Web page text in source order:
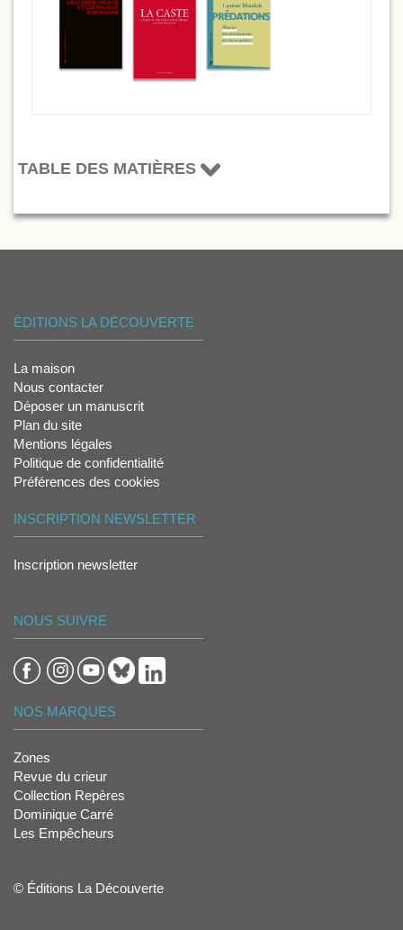
TABLE DES MATIÈRES
ÉDITIONS LA DÉCOUVERTE
La maison
Nous contacter
Déposer un manuscrit
Plan du site
Mentions légales
Politique de confidentialité
Préférences des cookies
INSCRIPTION NEWSLETTER
Inscription newsletter
NOUS SUIVRE
NOS MARQUES
Zones
Revue du crieur
Collection Repères
Dominique Carré
Les Empêcheurs
© Éditions La Découverte